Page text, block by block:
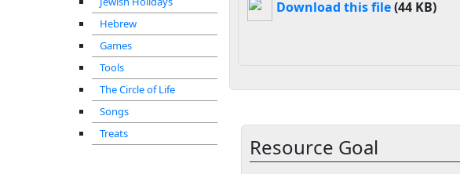
Hebrew
Games
Tools
The Circle of Life
Songs
Treats
Download this file(44 KB)
Resource Goal